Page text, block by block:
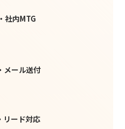
社内MTG
メール送付
リード対応